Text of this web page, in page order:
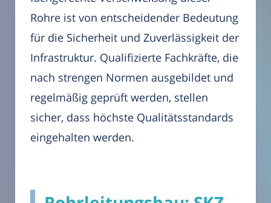
Rohre ist von entscheidender Bedeutung
für die Sicherheit und Zuverlässigkeit der
Infrastruktur. Qualifizierte Fachkräfte, die
nach strengen Normen ausgebildet und
regelmäßig geprüft werden, stellen
sicher, dass höchste Qualitätsstandards
eingehalten werden.